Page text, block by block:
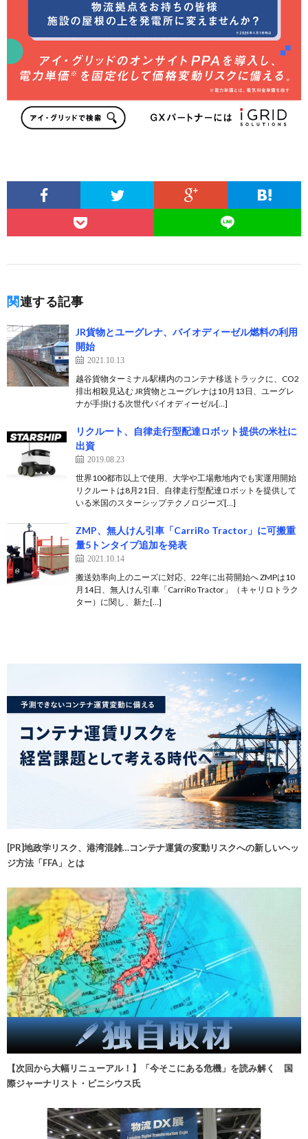
関連する記事
JR貨物とユーグレナ、バイオディーゼル燃料の利用
開始
2021.10.13
越谷貨物ターミナル駅構内のコンテナ移送トラックに、CO2
排出相殺見込む JR貨物とユーグレナは10月13日、ユーグレ
ナが手掛ける次世代バイオディーゼル[…]
リクルート、自律走行型配達ロボット提供の米社に
出資
2019.08.23
世界100都市以上で使用、大学や工場敷地内でも実運用開始
リクルートは8月21日、自律走行型配達ロボットを提供して
いる米国のスターシップテクノロジーズ[…]
ZMP、無人けん引車「CarriRo Tractor」に可搬重
量5トンタイプ追加を発表
2021.10.14
搬送効率向上のニーズに対応、22年に出荷開始へ ZMPは10
月14日、無人けん引車「CarriRo Tractor」（キャリロトラク
ター）に関し、新た[…]
[PR]地政学リスク、港湾混雑…コンテナ運賃の変動リスクへの新しいヘッ
ジ方法「FFA」とは
【次回から大幅リニューアル！】「今そこにある危機」を読み解く 国
際ジャーナリスト・ビニシウス氏